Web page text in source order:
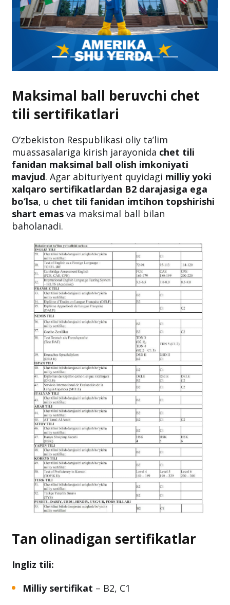
Maksimal ball beruvchi chet
tili sertifikatlari
O‘zbekiston Respublikasi oliy ta’lim
muassasalariga kirish jarayonida chet tili
fanidan maksimal ball olish imkoniyati
mavjud. Agar abituriyent quyidagi milliy yoki
xalqaro sertifikatlardan B2 darajasiga ega
bo‘lsa, u chet tili fanidan imtihon topshirishi
shart emas va maksimal ball bilan
baholanadi.
Tan olinadigan sertifikatlar
Ingliz tili:
Milliy sertifikat – B2, C1